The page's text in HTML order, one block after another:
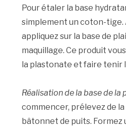
Pour étaler la base
simplement un coton-tige.
appliquez sur la base de
maquillage. Ce produit
la plastonate et faire tenir
Réalisation de la base de la
commencer, prélevez de
bâtonnet de puits. Formez